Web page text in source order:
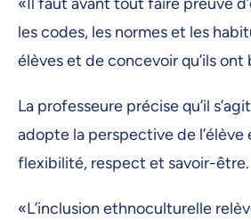
les codes, les normes et les
élèves et de concevoir qu’ils
La professeure précise qu’il
adopte la perspective de
flexibilité, respect et savoir-être.
«L’inclusion ethnoculturelle